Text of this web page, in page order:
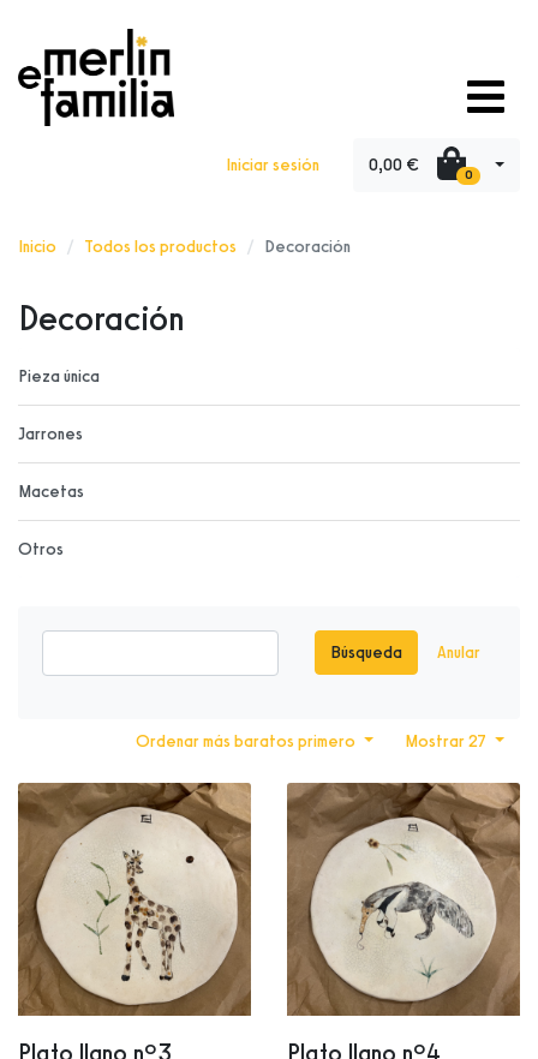
Iniciar sesión 0,00 € 0
Inicio Todos los productos Decoración
Decoración
Pieza única
Jarrones
Macetas
Otros
Búsqueda Anular
Mostrar 27
Ordenar más baratos primero
Plato llano nº3 Plato llano nº4